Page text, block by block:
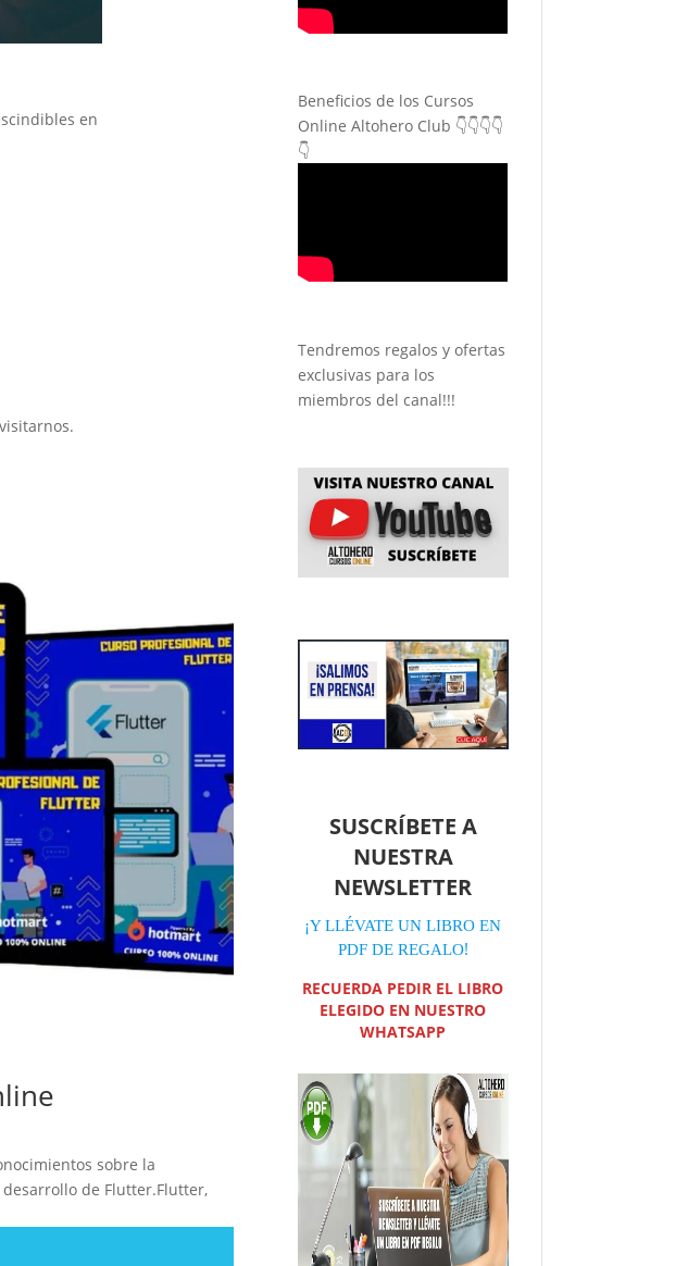
en
sobre la
de Flutter.Flutter,
Beneficios de los Cursos
Online Altohero Club 👇👇👇👇
👇
Tendremos regalos y ofertas
exclusivas para los
miembros del canal!!!
SUSCRÍBETE A
NUESTRA
NEWSLETTER
¡Y LLÉVATE UN LIBRO EN
PDF DE REGALO!
RECUERDA PEDIR EL LIBRO
ELEGIDO EN NUESTRO
WHATSAPP